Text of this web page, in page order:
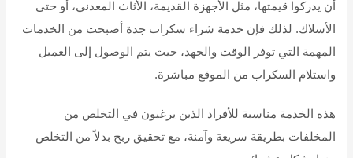
أن يدركوا قيمتها، مثل الأجهزة القديمة، الأثاث المعدني، أو حتى
الأسلاك. لذلك فإن خدمة شراء سكراب جدة أصبحت من الخدمات
المهمة التي توفر الوقت والجهد، حيث يتم الوصول إلى العميل
واستلام السكراب من الموقع مباشرة.
هذه الخدمة مناسبة للأفراد الذين يرغبون في التخلص من
المخلفات بطريقة سريعة وآمنة، مع تحقيق ربح بدلاً من التخلص